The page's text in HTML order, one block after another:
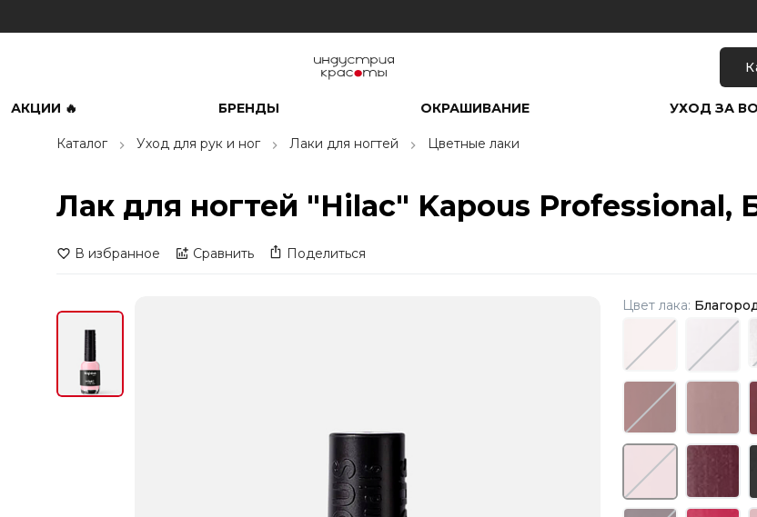
АКЦИИ 🔥 БРЕНДЫ ОКРАШИВАНИЕ УХОД ЗА
Каталог Уход для рук и ног Лаки для ногтей Цветные лаки
Лак для ногтей "Hilac" Kapous Professional,
В избранное Сравнить Поделиться
Цвет лака: